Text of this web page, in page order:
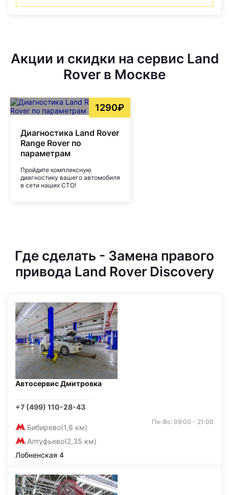
Акции и скидки на сервис Land
Rover в Москве
1290₽
Диагностика Land Rover
Range Rover по
параметрам
Пройдите комплексную
диагностику вашего автомобиля
в сети наших СТО!
Где сделать - Замена правого
привода Land Rover Discovery
Автосервис Дмитровка
+7 (499) 110-28-43
Бибирево(1,6 км)
Алтуфьево(2,35 км)
Пн-Вс: 09:00 - 21:00
Лобненская 4